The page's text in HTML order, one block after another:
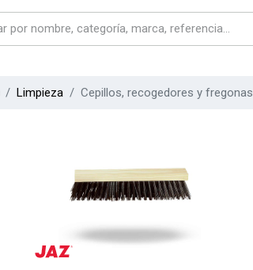
Limpieza Cepillos, recogedores y fregonas